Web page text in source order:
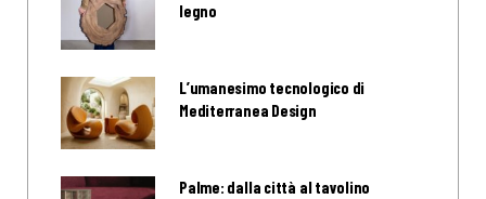
legno
L’umanesimo tecnologico di
Mediterranea Design
Palme: dalla città al tavolino